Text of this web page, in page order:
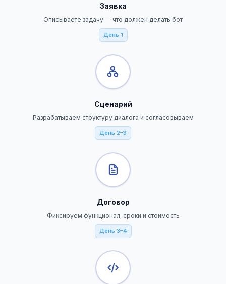
Заявка
Описываете задачу — что должен делать бот
День 1
Сценарий
Разрабатываем структуру диалога и согласовываем
День 2–3
Договор
Фиксируем функционал, сроки и стоимость
День 3–4